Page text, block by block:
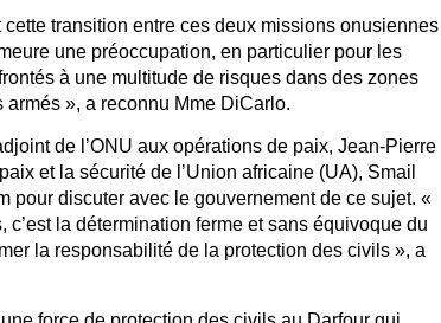
transition entre ces deux missions onusiennes
une préoccupation, en particulier pour les
à une multitude de risques dans des zones
», a reconnu Mme DiCarlo.
de l’ONU aux opérations de paix, Jean-Pierre
et la sécurité de l’Union africaine (UA), Smail
pour discuter avec le gouvernement de ce sujet. «
la détermination ferme et sans équivoque du
la responsabilité de la protection des civils », a